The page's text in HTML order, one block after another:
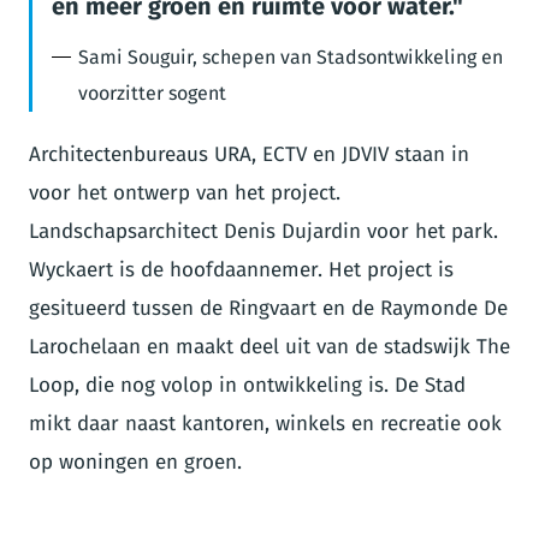
en méér groen en ruimte voor water.
Sami Souguir, schepen van Stadsontwikkeling en
voorzitter sogent
Architectenbureaus URA, ECTV en JDVIV staan in
voor het ontwerp van het project.
Landschapsarchitect Denis Dujardin voor het park.
Wyckaert is de hoofdaannemer. Het project is
gesitueerd tussen de Ringvaart en de Raymonde De
Larochelaan en maakt deel uit van de stadswijk The
Loop, die nog volop in ontwikkeling is. De Stad
mikt daar naast kantoren, winkels en recreatie ook
op woningen en groen.